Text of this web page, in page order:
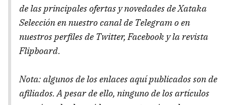
de las principales ofertas y novedades de Xataka
Selección en nuestro canal de Telegram o en
nuestros perfiles de Twitter, Facebook y la revista
Flipboard.
Nota: algunos de los enlaces aquí publicados son de
afiliados. A pesar de ello, ninguno de los artículos